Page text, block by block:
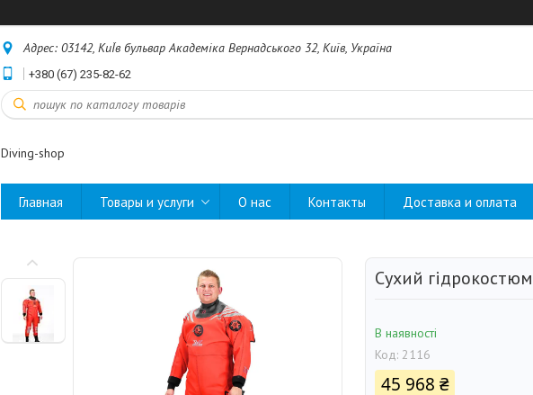
Адрес: 03142, КиЇв бульвар Академіка Вернадського 32, Київ, Україна
+380 (67) 235-82-62
Diving-shop
Главная Товары и услуги О нас Контакты Доставка и оплата
Сухий
В наявності
Код: 2116
45 968 ₴